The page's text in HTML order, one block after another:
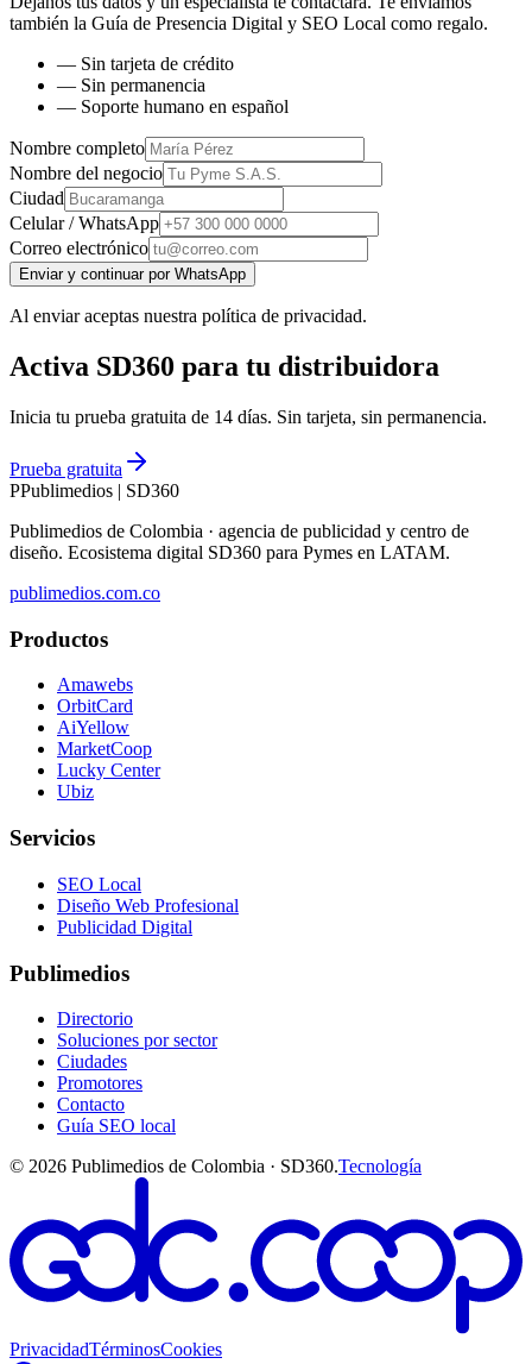
también la Guía de Presencia Digital y SEO Local como regalo.
— Sin tarjeta de crédito
— Sin permanencia
— Soporte humano en español
Nombre completo
Nombre del negocio
Ciudad
Celular / WhatsApp
Correo electrónico
Enviar y continuar por WhatsApp
Al enviar aceptas nuestra política de privacidad.
Activa SD360 para tu distribuidora
Inicia tu prueba gratuita de 14 días. Sin tarjeta, sin permanencia.
Prueba gratuita
PPublimedios | SD360
Publimedios de Colombia · agencia de publicidad y centro de
diseño. Ecosistema digital SD360 para Pymes en LATAM.
publimedios.com.co
Productos
Amawebs
OrbitCard
AiYellow
MarketCoop
Lucky Center
Ubiz
Servicios
SEO Local
Diseño Web Profesional
Publicidad Digital
Publimedios
Directorio
Soluciones por sector
Ciudades
Promotores
Contacto
Guía SEO local
© 2026 Publimedios de Colombia · SD360.Tecnología
PrivacidadTérminosCookies